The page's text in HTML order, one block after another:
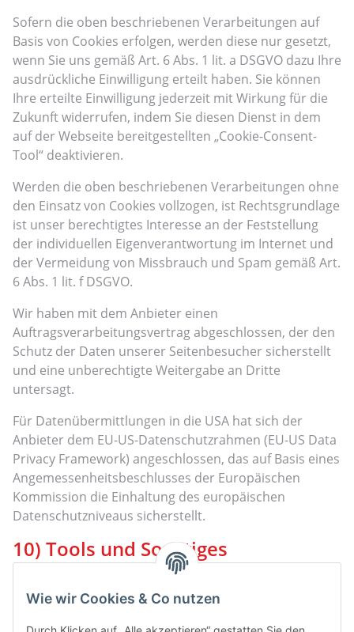
Wie wir Cookies & Co nutzen
Sofern die oben beschriebenen Verarbeitungen auf
Basis von Cookies erfolgen, werden diese nur gesetzt,
wenn Sie uns gemäß Art. 6 Abs. 1 lit. a DSGVO dazu Ihre
ausdrückliche Einwilligung erteilt haben. Sie können
Ihre erteilte Einwilligung jederzeit mit Wirkung für die
Zukunft widerrufen, indem Sie diesen Dienst in dem
auf der Webseite bereitgestellten „Cookie-Consent-
Tool“ deaktivieren.
Werden die oben beschriebenen Verarbeitungen ohne
den Einsatz von Cookies vollzogen, ist Rechtsgrundlage
ist unser berechtigtes Interesse an der Feststellung
der individuellen Eigenverantwortung im Internet und
der Vermeidung von Missbrauch und Spam gemäß Art.
6 Abs. 1 lit. f DSGVO.
Wir haben mit dem Anbieter einen
Auftragsverarbeitungsvertrag abgeschlossen, der den
Schutz der Daten unserer Seitenbesucher sicherstellt
und eine unberechtigte Weitergabe an Dritte
untersagt.
Für Datenübermittlungen in die USA hat sich der
Anbieter dem EU-US-Datenschutzrahmen (EU-US Data
Privacy Framework) angeschlossen, das auf Basis eines
Angemessenheitsbeschlusses der Europäischen
Kommission die Einhaltung des europäischen
Datenschutzniveaus sicherstellt.
10) Tools und Sonstiges